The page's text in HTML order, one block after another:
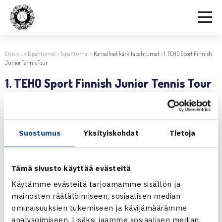
Suostumus Yksityiskohdat Tietoja
Tämä sivusto käyttää evästeitä
Käytämme evästeitä tarjoamamme sisällön ja
mainosten räätälöimiseen, sosiaalisen median
ominaisuuksien tukemiseen ja kävijämäärämme
analysoimiseen. Lisäksi jaamme sosiaalisen median,
Etusivu >Tapahtumat>Tapahtumat> Kansalliset kärkitapahtumat>1. TEHO Sport Finnish
Junior Tennis Tour
1. TEHO Sport Finnish Junior Tennis Tour
Jaa:
← Edellinen Seuraava uutinen: 1. TEHO Sport… →